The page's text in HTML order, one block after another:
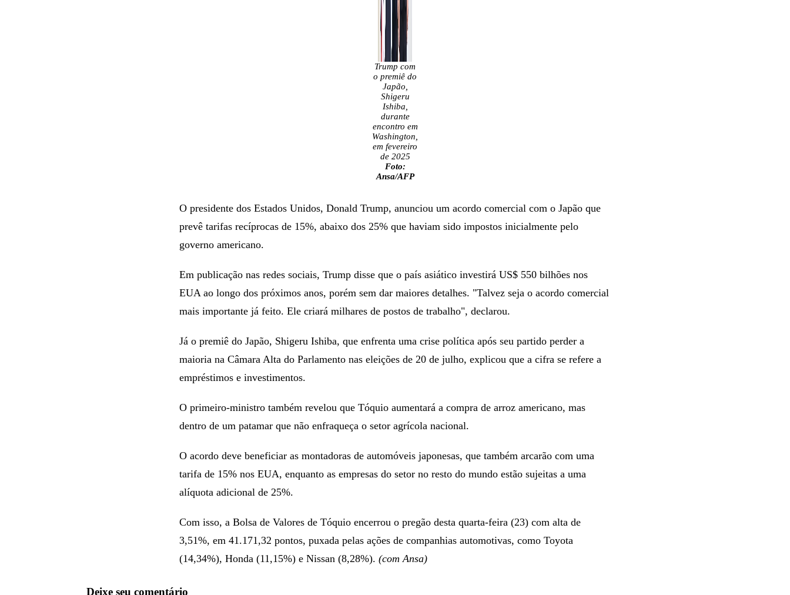
Trump com
o premiê do
Japão,
Shigeru
Ishiba,
durante
encontro em
Washington,
em fevereiro
de 2025
Foto:
Ansa/AFP
O presidente dos Estados Unidos, Donald Trump, anunciou um acordo comercial com o Japão que
prevê tarifas recíprocas de 15%, abaixo dos 25% que haviam sido impostos inicialmente pelo
governo americano.
Em publicação nas redes sociais, Trump disse que o país asiático investirá US$ 550 bilhões nos
EUA ao longo dos próximos anos, porém sem dar maiores detalhes. "Talvez seja o acordo comercial
mais importante já feito. Ele criará milhares de postos de trabalho", declarou.
Já o premiê do Japão, Shigeru Ishiba, que enfrenta uma crise política após seu partido perder a
maioria na Câmara Alta do Parlamento nas eleições de 20 de julho, explicou que a cifra se refere a
empréstimos e investimentos.
O primeiro-ministro também revelou que Tóquio aumentará a compra de arroz americano, mas
dentro de um patamar que não enfraqueça o setor agrícola nacional.
O acordo deve beneficiar as montadoras de automóveis japonesas, que também arcarão com uma
tarifa de 15% nos EUA, enquanto as empresas do setor no resto do mundo estão sujeitas a uma
alíquota adicional de 25%.
Com isso, a Bolsa de Valores de Tóquio encerrou o pregão desta quarta-feira (23) com alta de
3,51%, em 41.171,32 pontos, puxada pelas ações de companhias automotivas, como Toyota
(14,34%), Honda (11,15%) e Nissan (8,28%). (com Ansa)
Deixe seu comentário